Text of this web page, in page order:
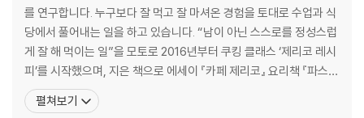
카르보나라 링귀네
마늘종 소보로 스파게티
표고버섯 백미소 스파게티
봄동 안초비 스파게티
미니양배추 초리조 스파게티니
크리미 연어 대파 페투치네
를 연구합니다. 누구보다 잘 먹고 잘 마셔온 경험을 토대로 수업과 식
당에서 풀어내는 일을 하고 있습니다. “남이 아닌 스스로를 정성스럽
게 잘 해 먹이는 일”을 모토로 2016년부터 쿠킹 클래스 ‘제리코 레시
피’를 시작했으며, 지은 책으로 에세이 『카페 제리코』 요리책 『파스타
마스터 클래스』 『채소 마스터 클래스』가 있습니다. 현재는 연남동에
서 ‘제리코 레시피’로 쿠킹 클래스를 진행하고, 동일한 이름의 식당을
펼쳐보기